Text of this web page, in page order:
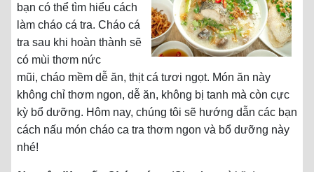
bạn có thể tìm hiểu cách
làm cháo cá tra. Cháo cá
tra sau khi hoàn thành sẽ
có mùi thơm nức
mũi, cháo mềm dễ ăn, thịt cá tươi ngọt. Món ăn này
không chỉ thơm ngon, dễ ăn, không bị tanh mà còn cực
kỳ bổ dưỡng. Hôm nay, chúng tôi sẽ hướng dẫn các bạn
cách nấu món cháo ca tra thơm ngon và bổ dưỡng này
nhé!